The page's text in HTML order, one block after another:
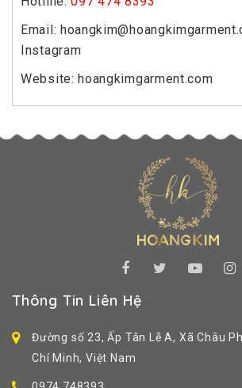
Email:
Instagram
Website: hoangkimgarment.com
Thông Tin Liên Hệ
Đường số 23, Ấp Tân Lễ A, Xã Châu
Chí Minh, Việt Nam